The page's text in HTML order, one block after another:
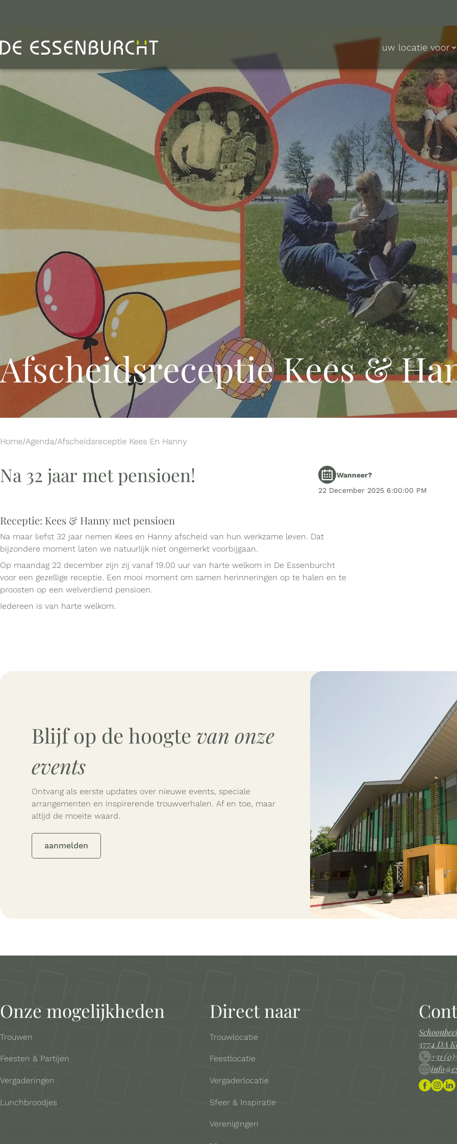
uw locatie voor
Afscheidsreceptie Kees &
Home/ Agenda/ Afscheidsreceptie Kees En Hanny
Na 32 jaar met pensioen!
Wanneer?
22 December 2025 6:00:00 PM
Receptie: Kees & Hanny met pensioen
Na maar liefst 32 jaar nemen Kees en Hanny afscheid van hun werkzame leven. Dat
bijzondere moment laten we natuurlijk niet ongemerkt voorbijgaan.
Op maandag 22 december zijn zij vanaf 19.00 uur van harte welkom in De Essenburcht
voor een gezellige receptie. Een mooi moment om samen herinneringen op te halen en te
proosten op een welverdiend pensioen.
Iedereen is van harte welkom.
Blijf op de hoogte van onze
events
Ontvang als eerste updates over nieuwe events, speciale
arrangementen en inspirerende trouwverhalen. Af en toe, maar
altijd de moeite waard.
aanmelden
Onze mogelijkheden
Trouwen
Feesten & Partijen
Vergaderingen
Lunchbroodjes
Direct naar
Trouwlocatie
Feestlocatie
Vergaderlocatie
Sfeer & Inspiratie
Verenigingen
3774 DA
+31
zalen
agenda
offerte aanvragen
over ons
nieuws
Werken bij
Contact